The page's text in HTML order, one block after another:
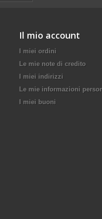
Il mio account
I miei ordini
Le mie note di credito
I miei indirizzi
Le mie informazioni
I miei buoni